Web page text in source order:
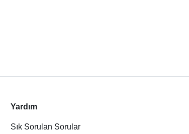
Yardım
Sık Sorulan Sorular